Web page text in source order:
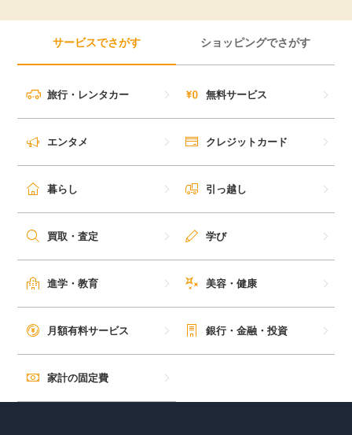
サービスでさがす ショッピングでさがす
旅行・レンタカー 無料サービス
エンタメ クレジットカード
暮らし 引っ越し
買取・査定 学び
進学・教育 美容・健康
月額有料サービス 銀行・金融・投資
家計の固定費